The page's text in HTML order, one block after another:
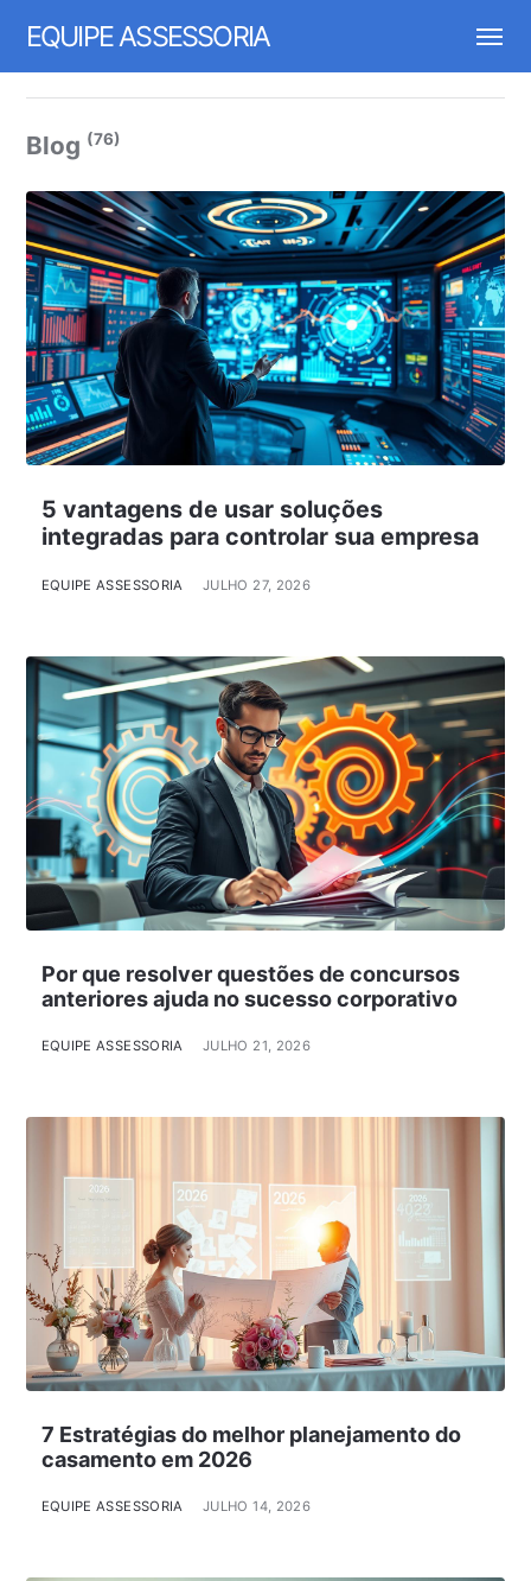
EQUIPE ASSESSORIA
Blog (76)
5 vantagens de usar soluções
integradas para controlar sua empresa
EQUIPE ASSESSORIA JULHO 27, 2026
Por que resolver questões de concursos
anteriores ajuda no sucesso corporativo
EQUIPE ASSESSORIA JULHO 21, 2026
7 Estratégias do melhor planejamento do
casamento em 2026
EQUIPE ASSESSORIA JULHO 14, 2026